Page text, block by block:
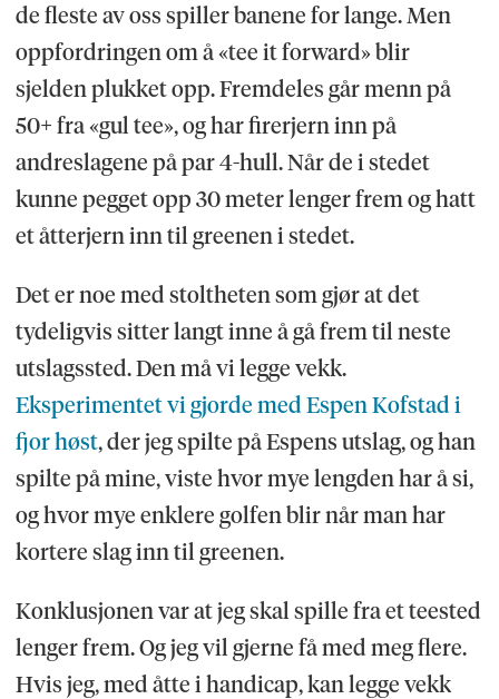
de fleste av oss spiller banene for lange. Men
oppfordringen om å «tee it forward» blir
sjelden plukket opp. Fremdeles går menn på
50+ fra «gul tee», og har firerjern inn på
andreslagene på par 4-hull. Når de i stedet
kunne pegget opp 30 meter lenger frem og hatt
et åtterjern inn til greenen i stedet.
Det er noe med stoltheten som gjør at det
tydeligvis sitter langt inne å gå frem til neste
utslagssted. Den må vi legge vekk.
Eksperimentet vi gjorde med Espen Kofstad i
fjor høst, der jeg spilte på Espens utslag, og han
spilte på mine, viste hvor mye lengden har å si,
og hvor mye enklere golfen blir når man har
kortere slag inn til greenen.
Konklusjonen var at jeg skal spille fra et teested
lenger frem. Og jeg vil gjerne få med meg flere.
Hvis jeg, med åtte i handicap, kan legge vekk